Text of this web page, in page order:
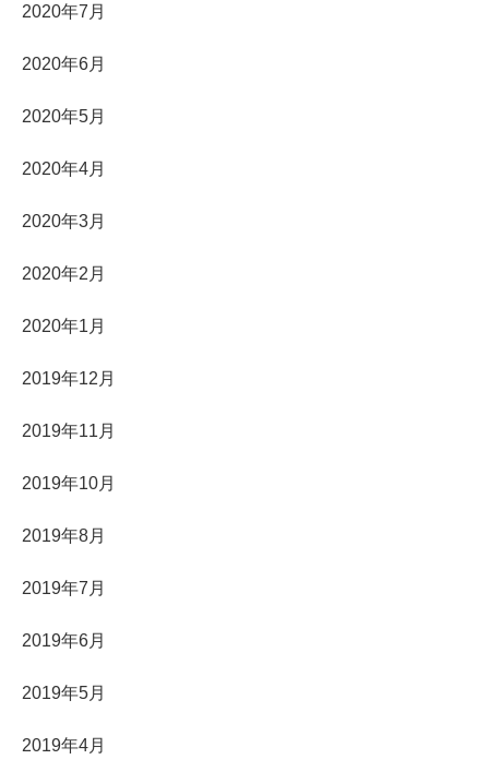
2020年7月
2020年6月
2020年5月
2020年4月
2020年3月
2020年2月
2020年1月
2019年12月
2019年11月
2019年10月
2019年8月
2019年7月
2019年6月
2019年5月
2019年4月